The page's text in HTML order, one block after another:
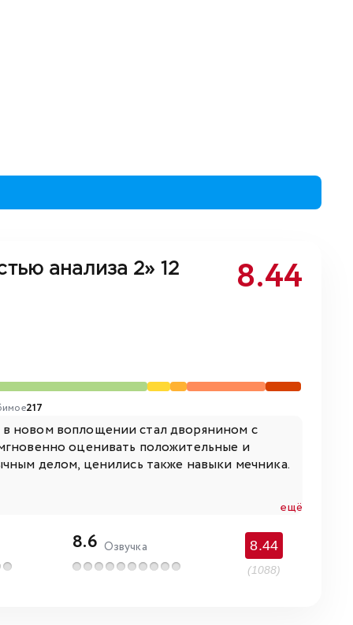
анализа 2» 12
8.44
217
новом воплощении стал дворянином с
оценивать положительные и
делом, ценились также навыки мечника.
ещё
8.6 Озвучка 8.44
(1088)